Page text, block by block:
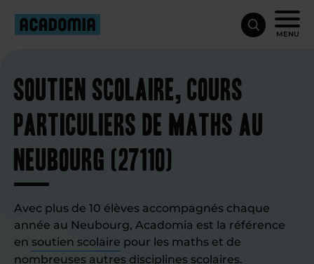
MENU
Soutien scolaire, cours
particuliers de maths au
Neubourg (27110)
Avec plus de 10 élèves accompagnés chaque
année au Neubourg, Acadomia est la référence
en soutien scolaire pour les maths et de
nombreuses autres disciplines scolaires.